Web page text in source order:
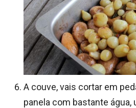
A couve, vais cortar em
panela com bastante água,